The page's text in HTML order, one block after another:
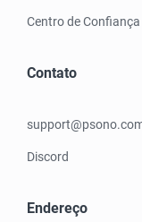
Centro de Confiança
Contato
Discord
Endereço